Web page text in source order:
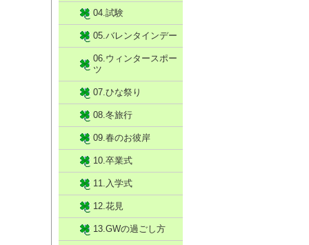
04.試験
05.バレンタインデー
06.ウィンタースポー
ツ
07.ひな祭り
08.冬旅行
09.春のお彼岸
10.卒業式
11.入学式
12.花見
13.GWの過ごし方